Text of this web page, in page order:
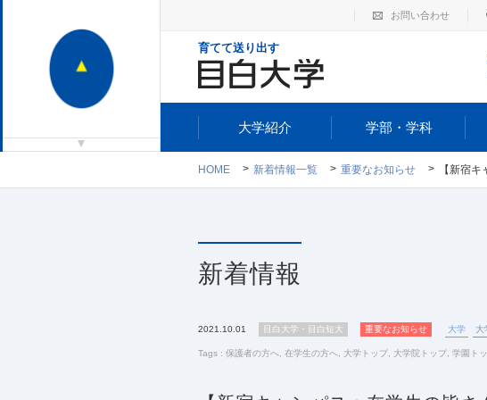
育てて送り出す
お問い合わせ
大学紹介 学部・学科
HOME 新着情報一覧 重要なお知らせ 【新宿キャンパ
新着情報
2021.10.01 目白大学・目白短大 重要なお知らせ 大学 大
Tags : 保護者の方へ 在学生の方へ 大学トップ 大学院トップ 学園ト